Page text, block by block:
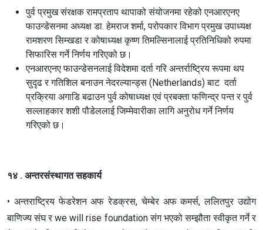
पुर्व प्रमुख संरक्षक रामप्रताप थापाको संयोजनमा रहेको एनआरएनए
फाउन्डेसनमा अध्यक्ष डा. हेमराज शर्मा, परोपकार विभाग प्रमुख उपाध्यक्ष
रामशरण सिम्खडा र कोषाध्यक्ष कृष्ण तिमल्सिनालाई प्रतिनिधिको रुपमा
सिफारिस गर्ने निर्णय गरिएको छ।
एनआरएनए फाउन्डेसनलाई विदेशमा दर्ता गरि अन्तर्राष्ट्रिय रूपमा थप
सुदृढ र गतिशिल बनाउन नेदरल्यान्ड्स (Netherlands) बाट दर्ता
प्रक्रिया अगाडि बढाउन पुर्व कोषाध्यक्ष एवं प्रबक्ता फणिन्द्र पन्त र पुर्व
सल्लाहकार शशी पौडेललाई जिम्मेवारीका लागि अनुरोध गर्ने निर्णय
गरिएको छ।
१४ . अन्तरसंस्थागत सहकार्य
• अन्तराष्ट्रिय फेडरेशन अफ रेडक्रस, चेम्बेर अफ कमर्स, ललितपुर उद्योग
बाणिज्य संघ र we will rise foundation संग भएको सम्झौता स्वीकृत गर्ने र